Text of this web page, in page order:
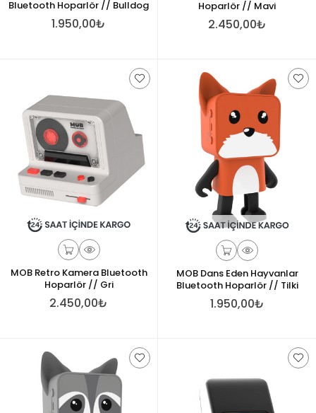
Bluetooth Hoparlör // Bulldog
1.950,00₺
Hoparlör // Mavi
2.450,00₺
MOB Retro Kamera Bluetooth
Hoparlör // Gri
2.450,00₺
MOB Dans Eden Hayvanlar
Bluetooth Hoparlör // Tilki
1.950,00₺